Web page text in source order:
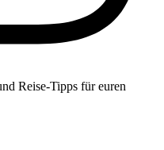
Reise-Tipps für euren